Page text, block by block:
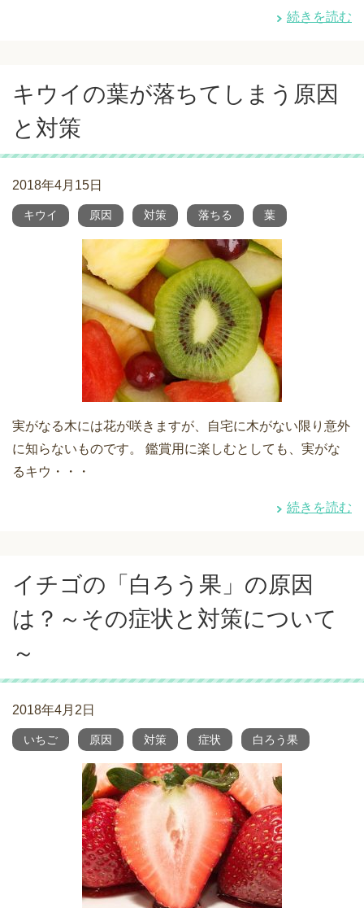
続きを読む
キウイの葉が落ちてしまう原因
と対策
2018年4月15日
キウイ 原因 対策 落ちる 葉
実がなる木には花が咲きますが、自宅に木がない限り意外
に知らないものです。 鑑賞用に楽しむとしても、実がな
るキウ・・・
続きを読む
イチゴの「白ろう果」の原因
は？～その症状と対策について
～
2018年4月2日
いちご 原因 対策 症状 白ろう果